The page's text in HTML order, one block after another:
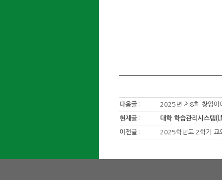
다음글 : 2025년 제8회 창업아
현재글 : 대학 학습관리시스템
이전글 : 2025학년도 2학기 교